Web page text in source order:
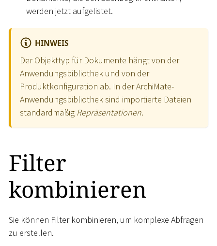
werden jetzt aufgelistet.
HINWEIS
Der Objekttyp für Dokumente hängt von der
Anwendungsbibliothek und von der
Produktkonfiguration ab. In der ArchiMate-
Anwendungsbibliothek sind importierte Dateien
standardmäßig Repräsentationen.
Filter
kombinieren
Sie können Filter kombinieren, um komplexe Abfragen
zu erstellen.